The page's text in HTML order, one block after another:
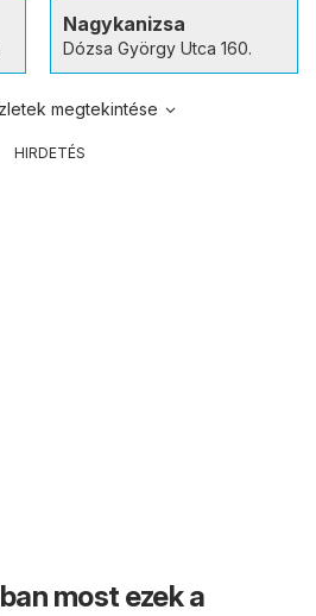
Nagykanizsa
Dózsa György Utca 160.
megtekintése
HIRDETÉS
most ezek a